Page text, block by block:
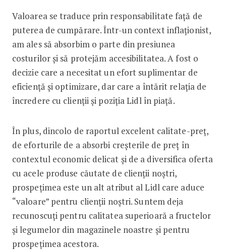
Valoarea se traduce prin responsabilitate față de
puterea de cumpărare. Într-un context inflaționist,
am ales să absorbim o parte din presiunea
costurilor și să protejăm accesibilitatea. A fost o
decizie care a necesitat un efort suplimentar de
eficiență și optimizare, dar care a întărit relația de
încredere cu clienții și poziția Lidl în piață.
În plus, dincolo de raportul excelent calitate-preț,
de eforturile de a absorbi creșterile de preț în
contextul economic delicat și de a diversifica oferta
cu acele produse căutate de clienții noștri,
prospețimea este un alt atribut al Lidl care aduce
“valoare” pentru clienții noștri. Suntem deja
recunoscuți pentru calitatea superioară a fructelor
și legumelor din magazinele noastre și pentru
prospețimea acestora.